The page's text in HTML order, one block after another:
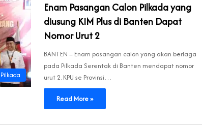
Pilkada
Enam Pasangan Calon Pilkada yang
diusung KIM Plus di Banten Dapat
Nomor Urut 2
BANTEN – Enam pasangan calon yang akan berlaga
pada Pilkada Serentak di Banten mendapat nomor
urut 2. KPU se Provinsi…
Read More »